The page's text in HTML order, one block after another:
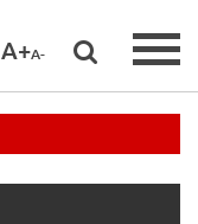
A+A-